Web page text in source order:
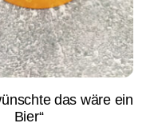
das wäre ein
Bier“